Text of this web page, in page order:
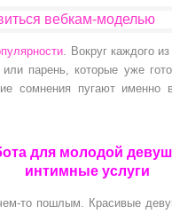
. Вокруг каждого
парень, которые уже
сомнения пугают именно
для молодой
интимные услуги
то пошлым. Красивые